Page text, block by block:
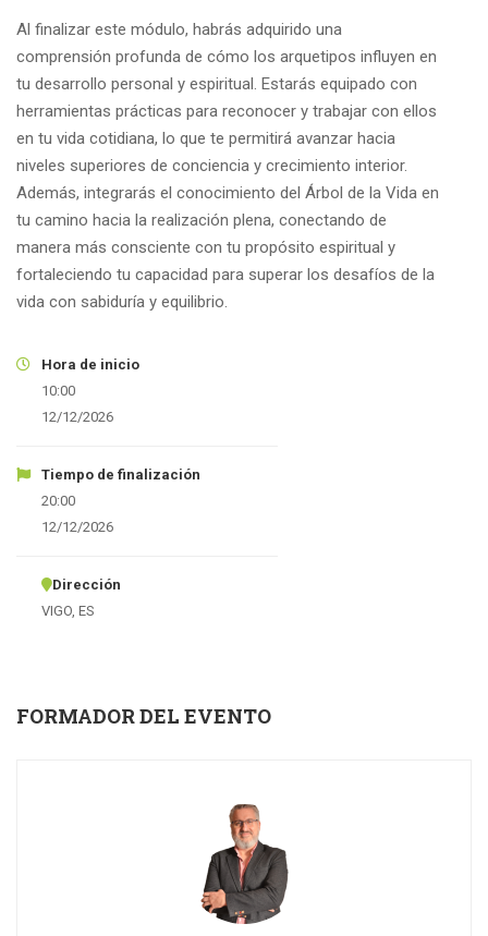
Al finalizar este módulo, habrás adquirido una
comprensión profunda de cómo los arquetipos influyen en
tu desarrollo personal y espiritual. Estarás equipado con
herramientas prácticas para reconocer y trabajar con ellos
en tu vida cotidiana, lo que te permitirá avanzar hacia
niveles superiores de conciencia y crecimiento interior.
Además, integrarás el conocimiento del Árbol de la Vida en
tu camino hacia la realización plena, conectando de
manera más consciente con tu propósito espiritual y
fortaleciendo tu capacidad para superar los desafíos de la
vida con sabiduría y equilibrio.
Hora de inicio
10:00
12/12/2026
Tiempo de finalización
20:00
12/12/2026
Dirección
VIGO, ES
FORMADOR DEL EVENTO